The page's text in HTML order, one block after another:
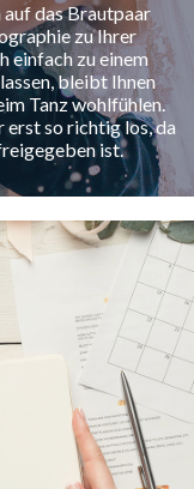
das Brautpaar
zu Ihrer
einfach zu einem
bleibt Ihnen
Tanz wohlfühlen.
erst so richtig los, da
ist.